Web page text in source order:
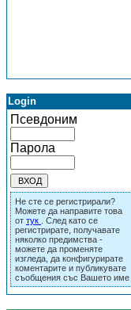
Login
Псевдоним
Парола
Не сте се регистрирали?
Можете да направите това
от тук
. След като се
регистрирате, получавате
няколко предимства -
можете да променяте
изгледа, да конфигурирате
коментарите и публикувате
съобщения със Вашето име